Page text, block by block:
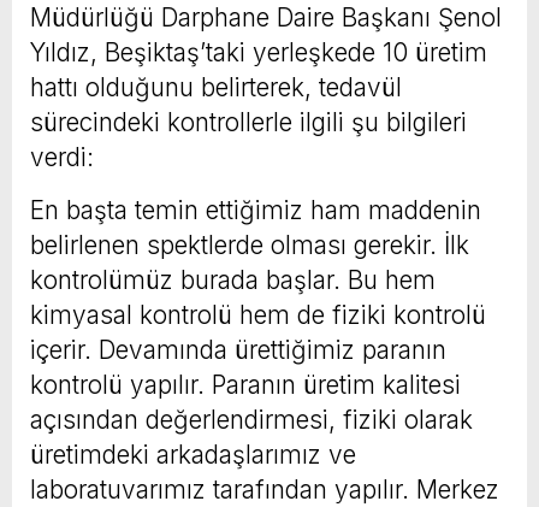
Müdürlüğü Darphane Daire Başkanı Şenol
Yıldız, Beşiktaş’taki yerleşkede 10 üretim
hattı olduğunu belirterek, tedavül
sürecindeki kontrollerle ilgili şu bilgileri
verdi:
En başta temin ettiğimiz ham maddenin
belirlenen spektlerde olması gerekir. İlk
kontrolümüz burada başlar. Bu hem
kimyasal kontrolü hem de fiziki kontrolü
içerir. Devamında ürettiğimiz paranın
kontrolü yapılır. Paranın üretim kalitesi
açısından değerlendirmesi, fiziki olarak
üretimdeki arkadaşlarımız ve
laboratuvarımız tarafından yapılır. Merkez